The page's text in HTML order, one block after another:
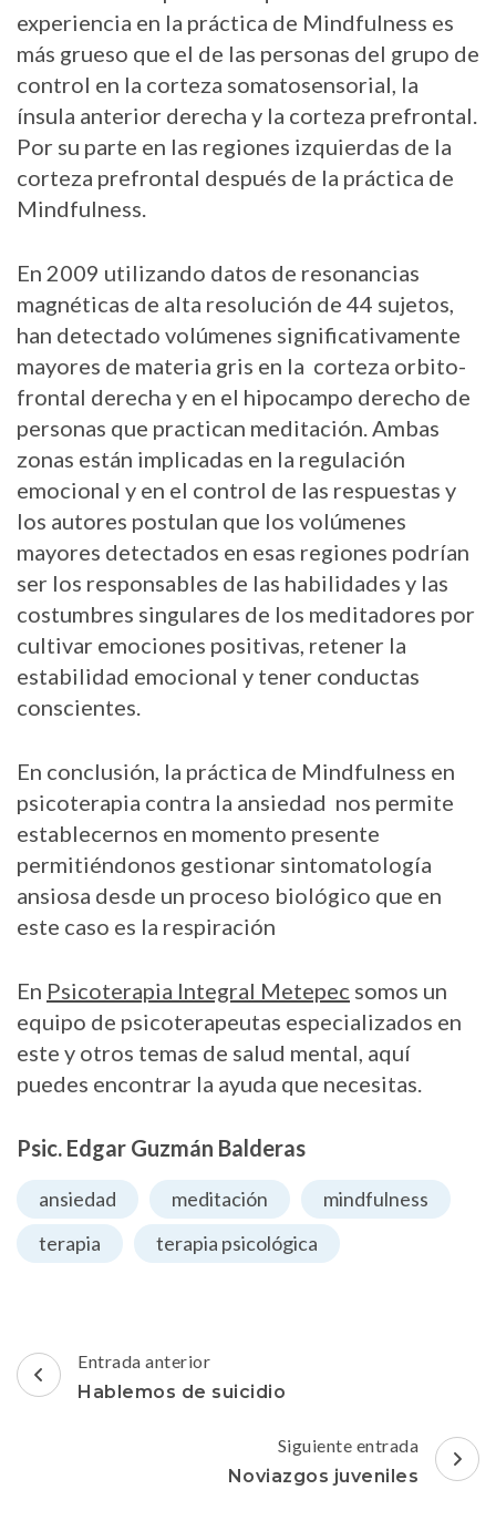
experiencia en la práctica de Mindfulness es
más grueso que el de las personas del grupo de
control en la corteza somatosensorial, la
ínsula anterior derecha y la corteza prefrontal.
Por su parte en las regiones izquierdas de la
corteza prefrontal después de la práctica de
Mindfulness.
En 2009 utilizando datos de resonancias
magnéticas de alta resolución de 44 sujetos,
han detectado volúmenes significativamente
mayores de materia gris en la corteza orbito-
frontal derecha y en el hipocampo derecho de
personas que practican meditación. Ambas
zonas están implicadas en la regulación
emocional y en el control de las respuestas y
los autores postulan que los volúmenes
mayores detectados en esas regiones podrían
ser los responsables de las habilidades y las
costumbres singulares de los meditadores por
cultivar emociones positivas, retener la
estabilidad emocional y tener conductas
conscientes.
En conclusión, la práctica de Mindfulness en
psicoterapia contra la ansiedad nos permite
establecernos en momento presente
permitiéndonos gestionar sintomatología
ansiosa desde un proceso biológico que en
este caso es la respiración
En Psicoterapia Integral Metepec somos un
equipo de psicoterapeutas especializados en
este y otros temas de salud mental, aquí
puedes encontrar la ayuda que necesitas.
Psic. Edgar Guzmán Balderas
ansiedad meditación
mindfulness
terapia
terapia psicológica
Navegación
de
Entrada anterior
Hablemos de suicidio
Siguiente entrada
Noviazgos juveniles